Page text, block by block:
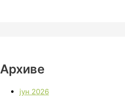
Архиве
јун 2026